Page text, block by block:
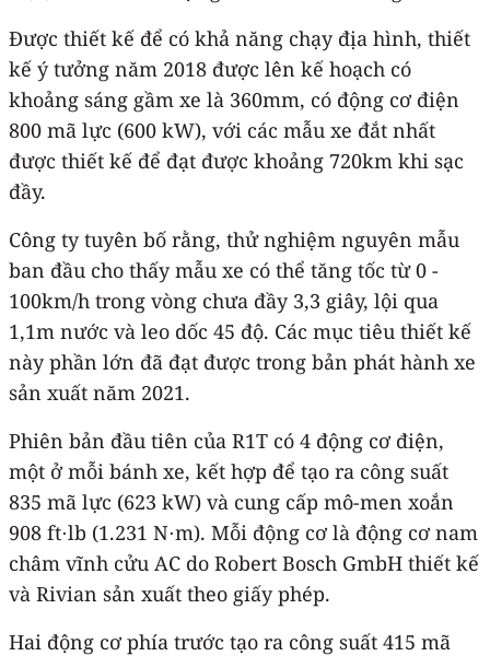
Được thiết kế để có khả năng chạy địa hình, thiết
kế ý tưởng năm 2018 được lên kế hoạch có
khoảng sáng gầm xe là 360mm, có động cơ điện
800 mã lực (600 kW), với các mẫu xe đắt nhất
được thiết kế để đạt được khoảng 720km khi sạc
đầy.
Công ty tuyên bố rằng, thử nghiệm nguyên mẫu
ban đầu cho thấy mẫu xe có thể tăng tốc từ 0 -
100km/h trong vòng chưa đầy 3,3 giây, lội qua
1,1m nước và leo dốc 45 độ. Các mục tiêu thiết kế
này phần lớn đã đạt được trong bản phát hành xe
sản xuất năm 2021.
Phiên bản đầu tiên của R1T có 4 động cơ điện,
một ở mỗi bánh xe, kết hợp để tạo ra công suất
835 mã lực (623 kW) và cung cấp mô-men xoắn
908 ft⋅lb (1.231 N⋅m). Mỗi động cơ là động cơ nam
châm vĩnh cửu AC do Robert Bosch GmbH thiết kế
và Rivian sản xuất theo giấy phép.
Hai động cơ phía trước tạo ra công suất 415 mã